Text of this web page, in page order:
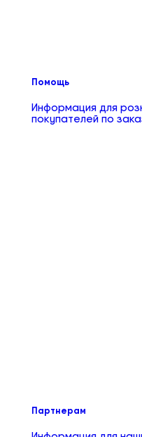
Помощь
Информация для
покупателей по
Партнерам